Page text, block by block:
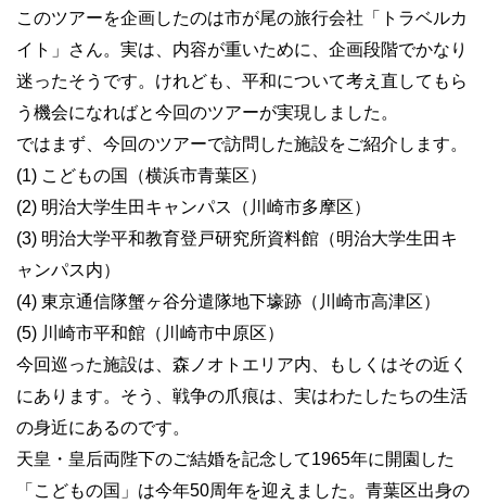
このツアーを企画したのは市が尾の旅行会社「トラベルカ
イト」さん。実は、内容が重いために、企画段階でかなり
迷ったそうです。けれども、平和について考え直してもら
う機会になればと今回のツアーが実現しました。
ではまず、今回のツアーで訪問した施設をご紹介します。
(1) こどもの国（横浜市青葉区）
(2) 明治大学生田キャンパス（川崎市多摩区）
(3) 明治大学平和教育登戸研究所資料館（明治大学生田キ
ャンパス内）
(4) 東京通信隊蟹ヶ谷分遣隊地下壕跡（川崎市高津区）
(5) 川崎市平和館（川崎市中原区）
今回巡った施設は、森ノオトエリア内、もしくはその近く
にあります。そう、戦争の爪痕は、実はわたしたちの生活
の身近にあるのです。
天皇・皇后両陛下のご結婚を記念して1965年に開園した
「こどもの国」は今年50周年を迎えました。青葉区出身の